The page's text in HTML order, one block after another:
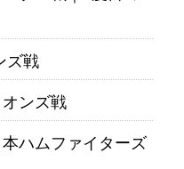
ズ戦
オンズ戦
本ハムファイターズ